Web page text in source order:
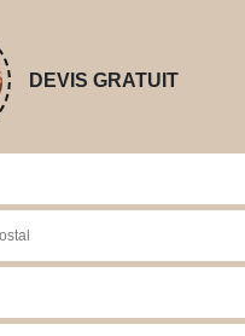
DEVIS GRATUIT